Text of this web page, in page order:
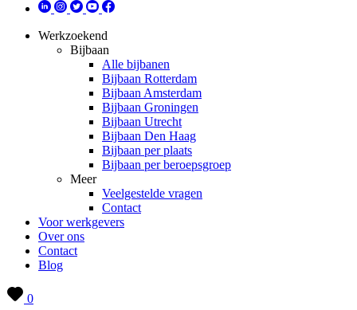
Werkzoekend
Bijbaan
Alle bijbanen
Bijbaan Rotterdam
Bijbaan Amsterdam
Bijbaan Groningen
Bijbaan Utrecht
Bijbaan Den Haag
Bijbaan per plaats
Bijbaan per beroepsgroep
Meer
Veelgestelde vragen
Contact
Voor werkgevers
Over ons
Contact
Blog
0